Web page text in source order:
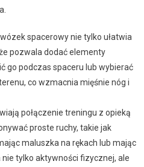
spacerowy nie tylko ułatwia
pozwala dodać elementy
go podczas spaceru lub wybierać
co wzmacnia mięśnie nóg i
połączenie treningu z opieką
proste ruchy, takie jak
maluszka na rękach lub mając
tylko aktywności fizycznej, ale